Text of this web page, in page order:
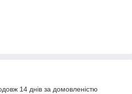
14 днів за домовленістю